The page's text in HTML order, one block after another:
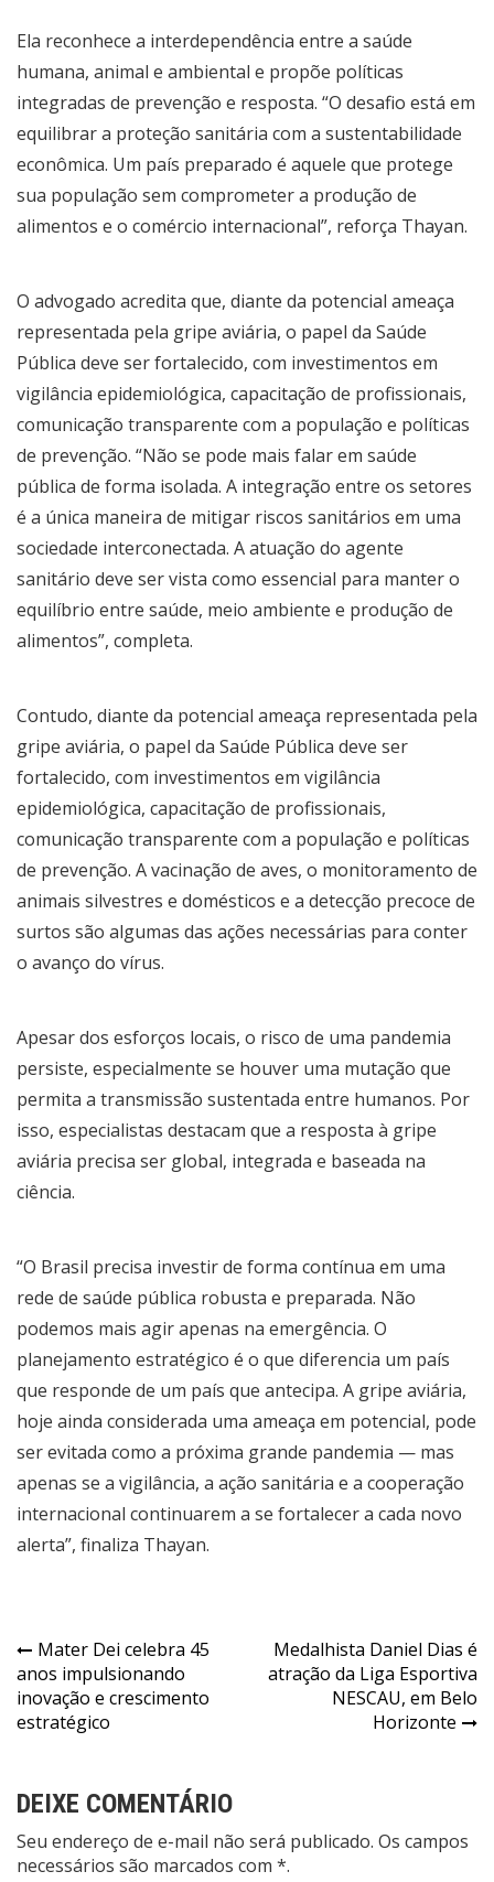
Ela reconhece a interdependência entre a saúde
humana, animal e ambiental e propõe políticas
integradas de prevenção e resposta. “O desafio está em
equilibrar a proteção sanitária com a sustentabilidade
econômica. Um país preparado é aquele que protege
sua população sem comprometer a produção de
alimentos e o comércio internacional”, reforça Thayan.
O advogado acredita que, diante da potencial ameaça
representada pela gripe aviária, o papel da Saúde
Pública deve ser fortalecido, com investimentos em
vigilância epidemiológica, capacitação de profissionais,
comunicação transparente com a população e políticas
de prevenção. “Não se pode mais falar em saúde
pública de forma isolada. A integração entre os setores
é a única maneira de mitigar riscos sanitários em uma
sociedade interconectada. A atuação do agente
sanitário deve ser vista como essencial para manter o
equilíbrio entre saúde, meio ambiente e produção de
alimentos”, completa.
Contudo, diante da potencial ameaça representada pela
gripe aviária, o papel da Saúde Pública deve ser
fortalecido, com investimentos em vigilância
epidemiológica, capacitação de profissionais,
comunicação transparente com a população e políticas
de prevenção. A vacinação de aves, o monitoramento de
animais silvestres e domésticos e a detecção precoce de
surtos são algumas das ações necessárias para conter
o avanço do vírus.
Apesar dos esforços locais, o risco de uma pandemia
persiste, especialmente se houver uma mutação que
permita a transmissão sustentada entre humanos. Por
isso, especialistas destacam que a resposta à gripe
aviária precisa ser global, integrada e baseada na
ciência.
“O Brasil precisa investir de forma contínua em uma
rede de saúde pública robusta e preparada. Não
podemos mais agir apenas na emergência. O
planejamento estratégico é o que diferencia um país
que responde de um país que antecipa. A gripe aviária,
hoje ainda considerada uma ameaça em potencial, pode
ser evitada como a próxima grande pandemia — mas
apenas se a vigilância, a ação sanitária e a cooperação
internacional continuarem a se fortalecer a cada novo
alerta”, finaliza Thayan.
Navegação
de
Post
Mater Dei celebra 45
anos impulsionando
inovação e crescimento
estratégico
Medalhista Daniel Dias é
atração da Liga Esportiva
NESCAU, em Belo
Horizonte
DEIXE COMENTÁRIO
Seu endereço de e-mail não será publicado. Os campos
necessários são marcados com *.